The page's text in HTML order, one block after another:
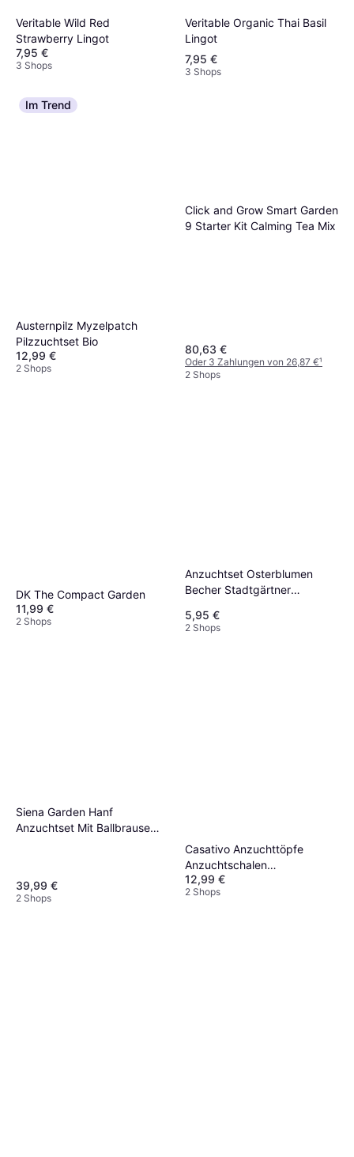
Veritable Wild Red
Strawberry Lingot
7,95 €
3 Shops
Veritable Organic Thai Basil
Lingot
7,95 €
3 Shops
Im Trend
Austernpilz Myzelpatch
Pilzzuchtset Bio
12,99 €
2 Shops
Click and Grow Smart Garden
9 Starter Kit Calming Tea Mix
80,63 €
Oder 3 Zahlungen von 26,87 €¹
2 Shops
DK The Compact Garden
11,99 €
2 Shops
Anzuchtset Osterblumen
Becher Stadtgärtner
5,95 €
2 Shops
Siena Garden Hanf
Anzuchtset Mit Ballbrause
39,99 €
2 Shops
Casativo Anzuchttöpfe
Anzuchtschalen
Pflanzenanzucht Set 68
Teilig
12,99 €
2 Shops